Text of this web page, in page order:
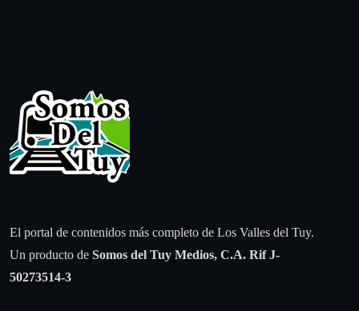
El portal de contenidos más completo de Los Valles del Tuy.
Un producto de Somos del Tuy Medios, C.A. Rif J-
50273514-3